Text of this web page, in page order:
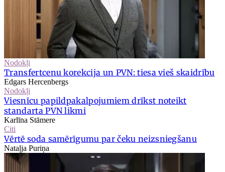
Nodokļi
Transfertcenu korekcija un PVN: tiesa vieš skaidrību
Edgars Hercenbergs
Nodokļi
Viesnīcu papildpakalpojumiem drīkst noteikt
standarta PVN likmi
Karlīna Stāmere
Citi
Vērtē soda samērīgumu par čeku neizsniegšanu
Nataļja Puriņa